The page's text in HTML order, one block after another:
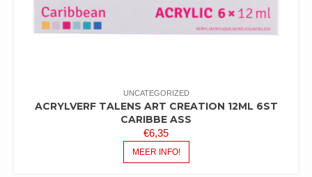
UNCATEGORIZED
ACRYLVERF TALENS ART CREATION 12ML 6ST
CARIBBE ASS
€6,35
MEER INFO!